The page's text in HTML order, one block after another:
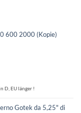
600 2000 (Kopie)
D, EU länger !
Gotek da 5,25" di